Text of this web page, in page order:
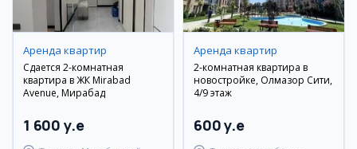
Аренда квартир
Сдается 2-комнатная
квартира в ЖК Mirabad
Avenue, Мирабад
1 600 y.e
Аренда квартир
2-комнатная квартира в
новостройке, Олмазор Сити,
4/9 этаж
600 y.e